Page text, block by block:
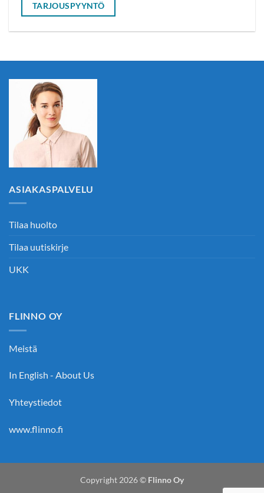
TARJOUSPYYNTÖ
ASIAKASPALVELU
Tilaa huolto
Tilaa uutiskirje
UKK
FLINNO OY
Meistä
In English - About Us
Yhteystiedot
www.flinno.fi
Copyright 2026 © Flinno Oy